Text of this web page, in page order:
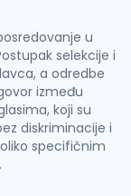
u
selekcije i
a odredbe
između
koji su
diskriminacije i
specifičnim